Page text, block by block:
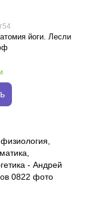
йоги. Лесли